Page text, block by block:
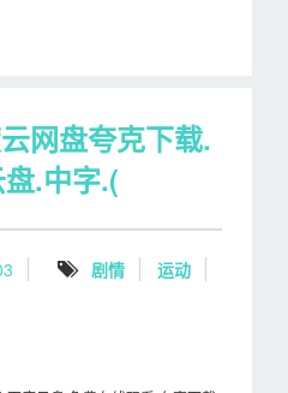
网盘夸克下载.
.中字.(
剧情
运动